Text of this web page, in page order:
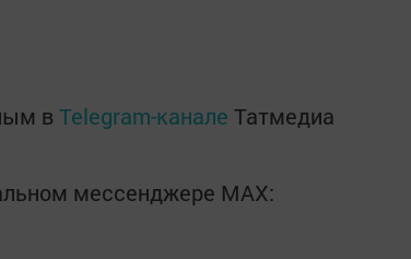
в Telegram-канале Татмедиа
мессенджере MАХ: